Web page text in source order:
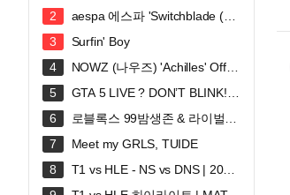
aespa 에스파 'Switchblade (Fe
at. Ty Dolla $ign)' MV
Surfin' Boy
NOWZ (나우즈) 'Achilles' Offici
al Music Video
GTA 5 LIVE ? DON’T BLINK! S
ECRET MOD ACTIVATED #gtalive #
gtaonline
로블록스 99밤생존 & 라이벌시
참 쭈현이와 GOGO씽
Meet my GRLS, TUIDE
T1 vs HLE - NS vs DNS | 2026
LCK